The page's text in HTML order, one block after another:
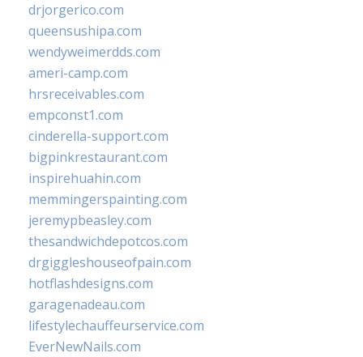
drjorgerico.com
queensushipa.com
wendyweimerdds.com
ameri-camp.com
hrsreceivables.com
empconst1.com
cinderella-support.com
bigpinkrestaurant.com
inspirehuahin.com
memmingerspainting.com
jeremypbeasley.com
thesandwichdepotcos.com
drgiggleshouseofpain.com
hotflashdesigns.com
garagenadeau.com
lifestylechauffeurservice.com
EverNewNails.com